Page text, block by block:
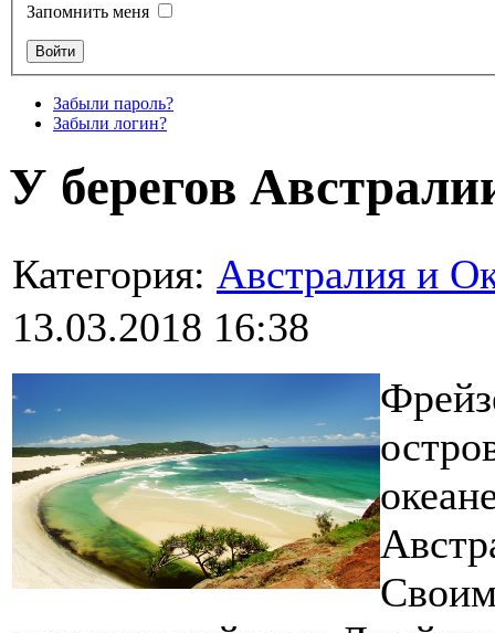
Запомнить меня
Забыли пароль?
Забыли логин?
У берегов
Категория: Австралия и
13.03.2018 16:38